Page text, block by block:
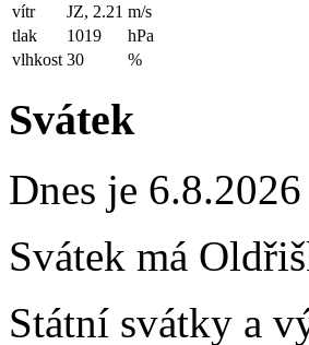
vítr JZ, 2.21 m/s
tlak
1019
hPa
vlhkost 30 %
Svátek
Dnes je 6.8.2026
Svátek má
Státní svátky a